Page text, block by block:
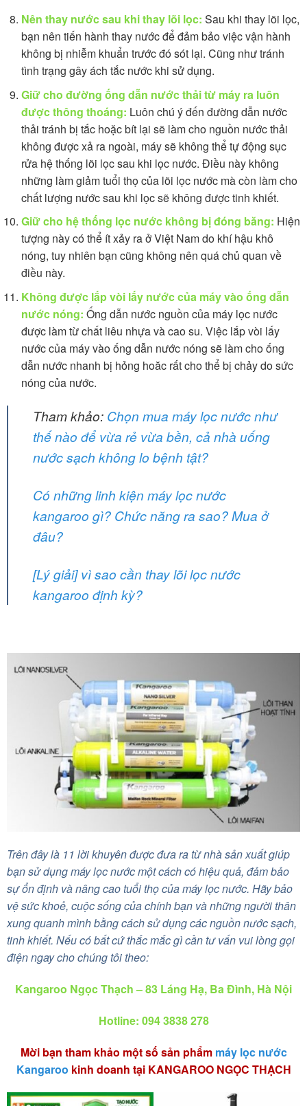
Nên thay nước sau khi thay lõi lọc: Sau khi thay lõi lọc,
bạn nên tiến hành thay nước để đảm bảo việc vận hành
không bị nhiễm khuẩn trước đó sót lại. Cũng như tránh
tình trạng gây ách tắc nước khi sử dụng.
Giữ cho đường ống dẫn nước thải từ máy ra luôn
được thông thoáng: Luôn chú ý đến đường dẫn nước
thải tránh bị tắc hoặc bít lại sẽ làm cho nguồn nước thải
không được xả ra ngoài, máy sẽ không thể tự động sục
rửa hệ thống lõi lọc sau khi lọc nước. Điều này không
những làm giảm tuổi thọ của lõi lọc nước mà còn làm cho
chất lượng nước sau khi lọc sẽ không được tinh khiết.
Giữ cho hệ thống lọc nước không bị đóng băng: Hiện
tượng này có thể ít xảy ra ở Việt Nam do khí hậu khô
nóng, tuy nhiên bạn cũng không nên quá chủ quan về
điều này.
Không được lắp vòi lấy nước của máy vào ống dẫn
nước nóng: Ống dẫn nước nguồn của máy lọc nước
được làm từ chất liêu nhựa và cao su. Việc lắp vòi lấy
nước của máy vào ống dẫn nước nóng sẽ làm cho ống
dẫn nước nhanh bị hỏng hoăc rất cho thể bị chảy do sức
nóng của nước.
Tham khảo: Chọn mua máy lọc nước như
thế nào để vừa rẻ vừa bền, cả nhà uống
nước sạch không lo bệnh tật?
Có những linh kiện máy lọc nước
kangaroo gì? Chức năng ra sao? Mua ở
đâu?
[Lý giải] vì sao cần thay lõi lọc nước
kangaroo định kỳ?
Trên đây là 11 lời khuyên được đưa ra từ nhà sản xuất giúp
bạn sử dụng máy lọc nước một cách có hiệu quả, đảm bảo
sự ổn định và nâng cao tuổi thọ của máy lọc nước. Hãy bảo
vệ sức khoẻ, cuộc sống của chính bạn và những người thân
xung quanh mình bằng cách sử dụng các nguồn nước sạch,
tinh khiết. Nếu có bất cứ thắc mắc gì cần tư vấn vui lòng gọi
điện ngay cho chúng tôi theo:
Kangaroo Ngọc Thạch – 83 Láng Hạ, Ba Đình, Hà Nội
Hotline: 094 3838 278
Mời bạn tham khảo một số sản phẩm máy lọc nước
Kangaroo kinh doanh tại KANGAROO NGỌC THẠCH